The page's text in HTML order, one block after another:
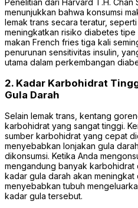
Penelitian dari Harvard T.H. Chan
menunjukkan bahwa konsumsi
lemak trans secara teratur,
meningkatkan risiko diabetes tipe
makan French fries tiga kali
penurunan sensitivitas insulin,
utama dalam perkembangan
2. Kadar Karbohidrat
Gula Darah
Selain lemak trans, kentang
karbohidrat yang sangat tinggi.
sumber karbohidrat yang cepat
menyebabkan lonjakan gula
dikonsumsi. Ketika Anda
mengandung banyak karbohidrat
kadar gula darah akan
menyebabkan tubuh
kadar gula tersebut.